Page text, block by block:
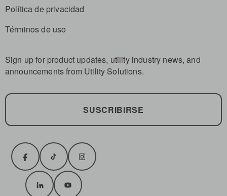
Política de privacidad
Términos de uso
Sign up for product updates, utility industry news, and
announcements from Utility Solutions.
SUSCRIBIRSE